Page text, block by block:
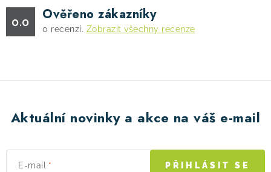
0.0 Ověřeno zákazníky
0 recenzí. Zobrazit všechny recenze
Aktuální novinky a akce na váš e-mail
E-mail PŘIHLÁSIT SE